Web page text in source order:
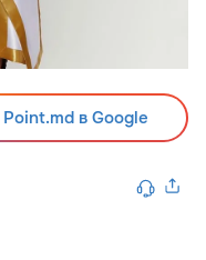
в Google